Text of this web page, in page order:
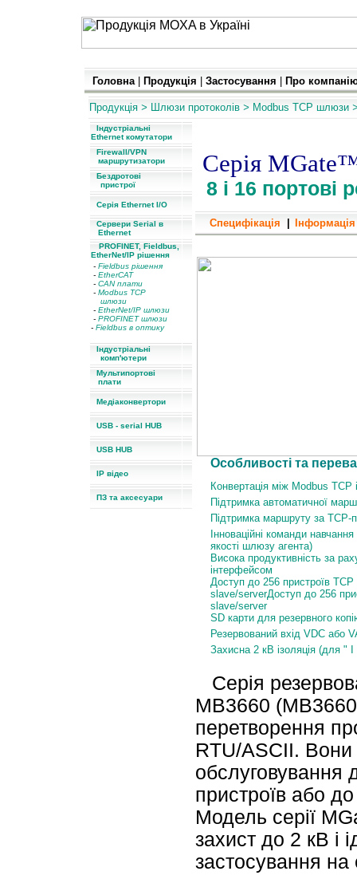
Головна| Продукція Застосування Про
Продукція > Шлюзи протоколів > Modbus TCP шлюзи
Індустріальні
Ethernet комутатори
Firewall/VPN
маршрутизатори
Бездротові
пристрої
Серія Ethernet I/O
Сервери Serial в
Ethernet
PROFINET, Fieldbus,
EtherNet/IP рішення
- Fieldbus рішення
- EtherCAT
- CAN плати
- Modbus TCP
шлюзи
- EtherNet/IP шлюзи
- PROFINET шлюзи
- Fieldbus в оптику
Індустріальні
комп'ютери
Мультипортові
плати
Медіаконвертори
USB - serial HUB
USB HUB
IP відео
ПЗ та аксесуари
Серія
8 і 16 портові
Специфікація
Особливості та
Конвертація між Modbus
Підтримка автоматичної
Підтримка маршруту за TCP-
Інноваційні команди
якості шлюзу агента)
Висока продуктивність за
інтерфейсом
Доступ до 256 пристроїв
slave/serverДоступ до 256
slave/server
SD карти для резервного
Резервований вхід VDC або
Захисна 2 кВ ізоляція (для "
Серія
MB3660
перетворення
RTU/ASCII. Вони
обслуговування
пристроїв або
Модель серії
захист до 2 кВ і
застосування на